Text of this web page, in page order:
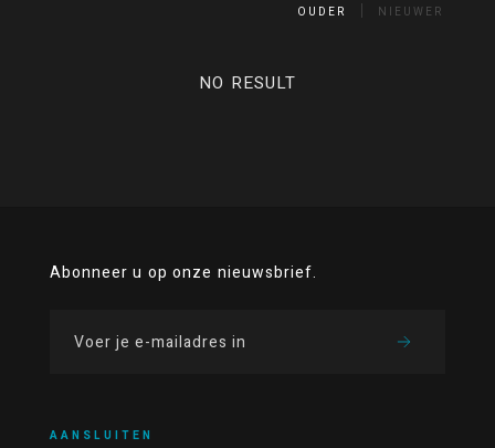
OUDER NIEUWER
NO RESULT
Abonneer u op onze nieuwsbrief.
AANSLUITEN